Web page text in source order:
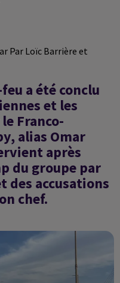
Par Loïc Barrière et
a été conclu
et les
Franco-
alias Omar
après
du groupe par
des accusations
chef.